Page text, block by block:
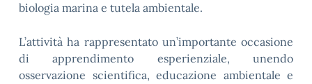
biologia marina e tutela ambientale.
L’attività ha rappresentato un’importante occasione
di apprendimento esperienziale, unendo
osservazione scientifica, educazione ambientale e